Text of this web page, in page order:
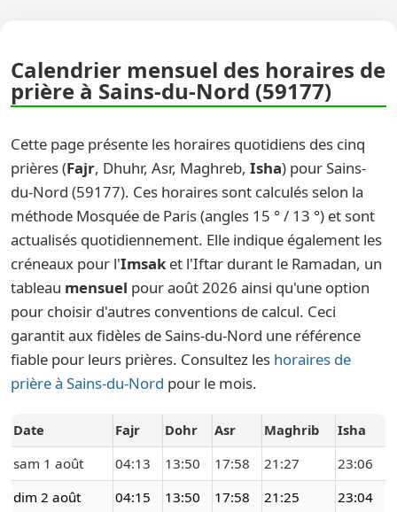
Calendrier mensuel des horaires de
prière à Sains-du-Nord (59177)
Cette page présente les horaires quotidiens des cinq
prières (Fajr, Dhuhr, Asr, Maghreb, Isha) pour Sains-
du-Nord (59177). Ces horaires sont calculés selon la
méthode Mosquée de Paris (angles 15 ° / 13 °) et sont
actualisés quotidiennement. Elle indique également les
créneaux pour l'Imsak et l'Iftar durant le Ramadan, un
tableau mensuel pour août 2026 ainsi qu'une option
pour choisir d'autres conventions de calcul. Ceci
garantit aux fidèles de Sains-du-Nord une référence
fiable pour leurs prières. Consultez les horaires de
prière à Sains-du-Nord pour le mois.
Date Fajr Dohr Asr Maghrib
Isha
sam 1 août
04:13 13:50 17:58 21:27
23:06
dim 2 août
04:15 13:50 17:58 21:25
23:04